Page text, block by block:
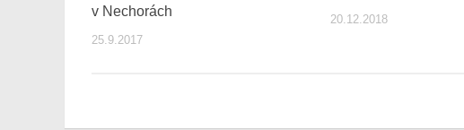
v Nechorách
25.9.2017
20.12.2018